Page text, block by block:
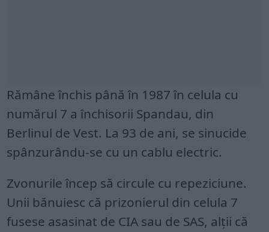
Rămâne închis până în 1987 în celula cu
numărul 7 a închisorii Spandau, din
Berlinul de Vest. La 93 de ani, se sinucide
spânzurându-se cu un cablu electric.
Zvonurile încep să circule cu repeziciune.
Unii bănuiesc că prizonierul din celula 7
fusese asasinat de CIA sau de SAS, alţii că